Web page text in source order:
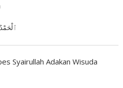
Syairullah Adakan Wisuda